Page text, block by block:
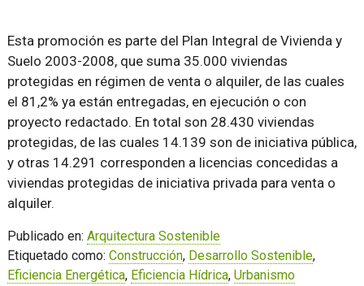
Esta promoción es parte del Plan Integral de Vivienda y
Suelo 2003-2008, que suma 35.000 viviendas
protegidas en régimen de venta o alquiler, de las cuales
el 81,2% ya están entregadas, en ejecución o con
proyecto redactado. En total son 28.430 viviendas
protegidas, de las cuales 14.139 son de iniciativa pública,
y otras 14.291 corresponden a licencias concedidas a
viviendas protegidas de iniciativa privada para venta o
alquiler.
Publicado en: Arquitectura Sostenible
Etiquetado como: Construcción, Desarrollo Sostenible,
Eficiencia Energética, Eficiencia Hídrica, Urbanismo